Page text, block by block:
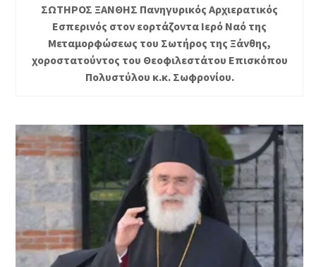
ΣΩΤΗΡΟΣ ΞΑΝΘΗΣ Πανηγυρικός Αρχιερατικός
Εσπερινός στον εορτάζοντα Ιερό Ναό της
Μεταμορφώσεως του Σωτήρος της Ξάνθης,
χοροστατούντος του Θεοφιλεστάτου Επισκόπου
Πολυστύλου κ.κ. Σωφρονίου.